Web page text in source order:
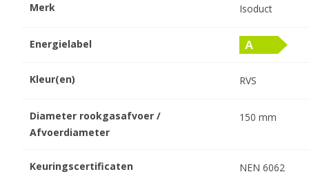
Merk Isoduct
Energielabel
Kleur(en) RVS
Diameter rookgasafvoer /
Afvoerdiameter
150 mm
Keuringscertificaten NEN 6062